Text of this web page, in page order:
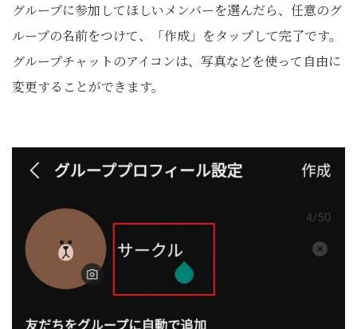
グループに参加してほしいメンバーを選んだら、任意のグ
ループの名前をつけて、「作成」をタップして完了です。
グループチャットのアイコンは、写真などを使って自由に
変更することができます。